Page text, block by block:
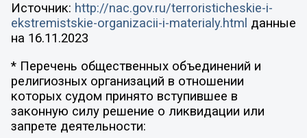
Источник: http://nac.gov.ru/terroristicheskie-i-
ekstremistskie-organizacii-i-materialy.html данные
на 16.11.2023
* Перечень общественных объединений и
религиозных организаций в отношении
которых судом принято вступившее в
законную силу решение о ликвидации или
запрете деятельности: